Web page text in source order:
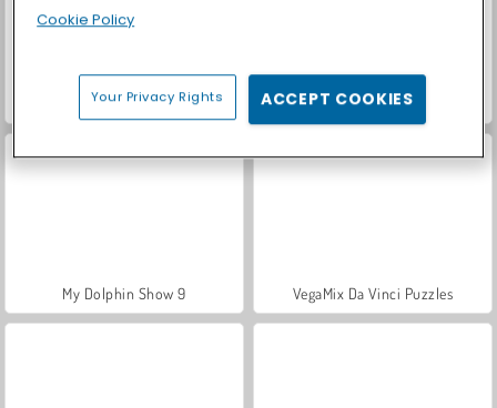
My Dolphin Show 2 My Dolphin Show
My Dolphin Show 9 VegaMix Da Vinci Puzzles
Cookie Policy
Your Privacy Rights ACCEPT COOKIES